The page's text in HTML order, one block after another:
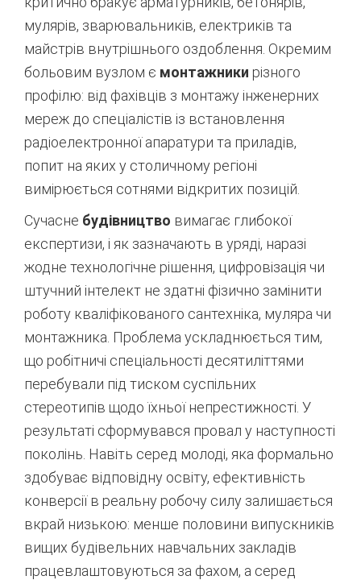
мулярів, зварювальників, електриків та
майстрів внутрішнього оздоблення . Окремим
больовим вузлом є монтажники різного
профілю: від фахівців з монтажу інженерних
мереж до спеціалістів із встановлення
радіоелектронної апаратури та приладів,
попит на яких у столичному регіоні
вимірюється сотнями відкритих позицій
Сучасне будівництво вимагає глибокої
експертизи, і як зазначають в уряді, наразі
жодне технологічне рішення, цифровізація чи
штучний інтелект не здатні фізично замінити
роботу кваліфікованого сантехніка, муляра чи
монтажника . Проблема ускладнюється тим,
що робітничі спеціальності десятиліттями
перебували під тиском суспільних
стереотипів щодо їхньої непрестижності. У
результаті сформувався провал у наступності
поколінь. Навіть серед молоді, яка формально
здобуває відповідну освіту, ефективність
конверсії в реальну робочу силу залишається
вкрай низькою: менше половини випускників
вищих будівельних навчальних закладів
працевлаштовуються за фахом, а серед